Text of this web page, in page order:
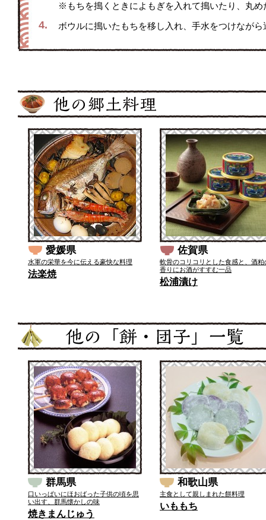
※もちを搗くときによもぎを入れて搗いたり、丸
4. ボウルに搗いたもちを移し入れ、手水をつけなが
愛媛県
水軍の栄華を今に伝える豪快な料理
法楽焼
佐賀県
軟骨のコリコリとした食感と、酒粕
香りにお酒がすすむ一品
松浦漬け
群馬県
口いっぱいにほおばった子供の頃を思
い出す、群馬懐かしの味
焼きまんじゅう
和歌山県
主食として親しまれた餅料理
いももち